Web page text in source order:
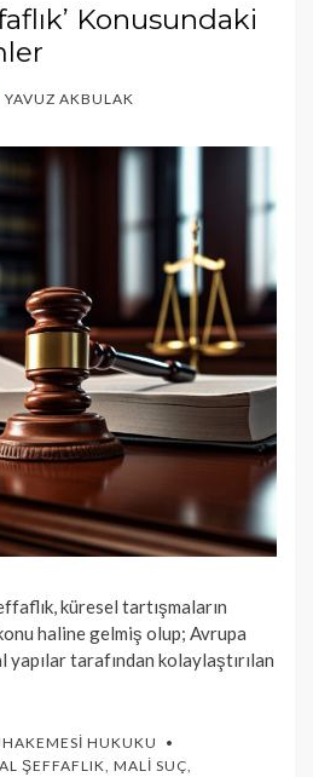
Konusundaki
YAVUZ AKBULAK
küresel tartışmaların
haline gelmiş olup; Avrupa
yapılar tarafından kolaylaştırılan
HUKUKU
ŞEFFAFLIK MALI SUÇ